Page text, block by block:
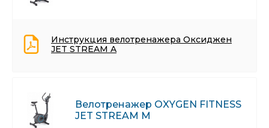
Инструкция велотренажера Оксиджен
JET STREAM A
Велотренажер OXYGEN FITNESS
JET STREAM M